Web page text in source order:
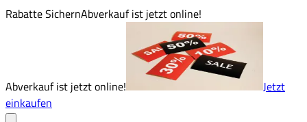
Rabatte SichernAbverkauf ist jetzt online!
Abverkauf ist jetzt online!
Jetzt
einkaufen